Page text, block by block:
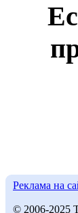
Реклама на
© 2006-2025